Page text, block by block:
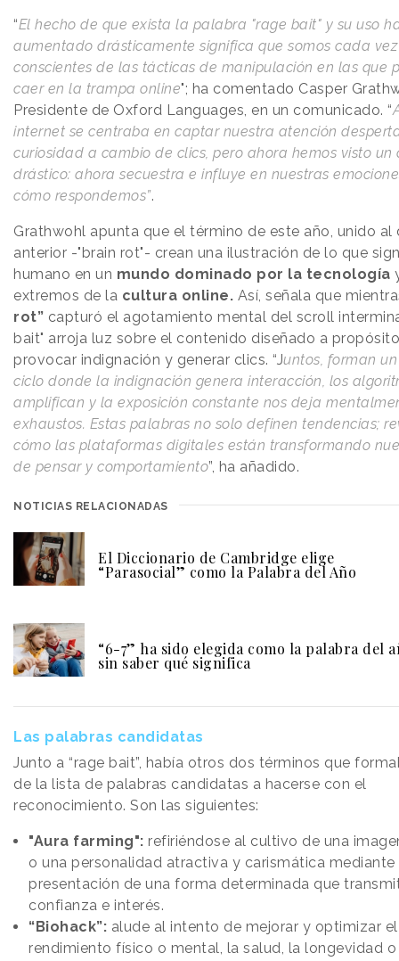
“El hecho de que exista la palabra "rage bait" y su uso
aumentado drásticamente significa que somos cada
conscientes de las tácticas de manipulación en las que
caer en la trampa online"; ha comentado Casper
Presidente de Oxford Languages, en un comunicado. “
internet se centraba en captar nuestra atención
curiosidad a cambio de clics, pero ahora hemos visto un
drástico: ahora secuestra e influye en nuestras
cómo respondemos”.
Grathwohl apunta que el término de este año, unido al
anterior -"brain rot"- crean una ilustración de lo que
humano en un mundo dominado por la tecnología
extremos de la cultura online. Así, señala que
rot” capturó el agotamiento mental del scroll
bait" arroja luz sobre el contenido diseñado a
provocar indignación y generar clics. “Juntos, forman
ciclo donde la indignación genera interacción, los
amplifican y la exposición constante nos deja
exhaustos. Estas palabras no solo definen tendencias;
cómo las plataformas digitales están transformando
de pensar y comportamiento”, ha añadido.
NOTICIAS RELACIONADAS
El Diccionario de Cambridge elige
“Parasocial” como la Palabra del Año
“6-7” ha sido elegida como la palabra del
sin saber qué significa
Las palabras candidatas
Junto a “rage bait”, había otros dos términos que
de la lista de palabras candidatas a hacerse con el
reconocimiento. Son las siguientes:
"Aura farming": refiriéndose al cultivo de una
o una personalidad atractiva y carismática mediante
presentación de una forma determinada que
confianza e interés.
“Biohack”: alude al intento de mejorar y optimizar el
rendimiento físico o mental, la salud, la longevidad